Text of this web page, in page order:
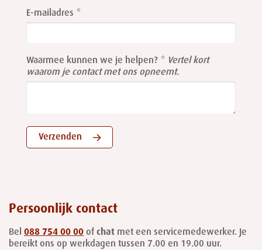
this
field
E-mailadres
Waarmee kunnen we je helpen?
Vertel kort
waarom je contact met ons opneemt.
Verzenden
Persoonlijk contact
Bel 088 754 00 00 of chat met een servicemedewerker. Je
bereikt ons op werkdagen tussen 7.00 en 19.00 uur.